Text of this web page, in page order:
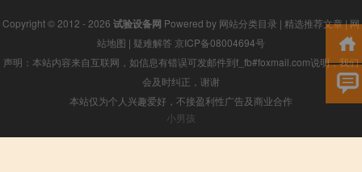
Copyright © 2012 - 2026 试验设备网 Powered by 网站分类目录 | 精选推荐文章|网
站地图 | 疑难解答 京ICP备08004694号
声明：本站内容来自互联网，如信息有错误可发邮件到f_fb#foxmail.com说明，我们
会及时纠正，谢谢
本站仅为个人兴趣爱好，不接盈利性广告及商业合作
小男孩